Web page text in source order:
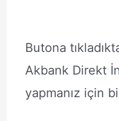
Butona
Akbank Direkt
yapmanız için